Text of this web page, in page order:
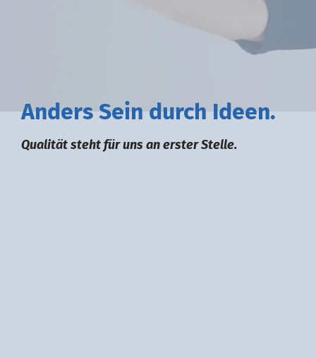
Anders Sein durch deen.
Qualität steht für uns an erster Stelle.